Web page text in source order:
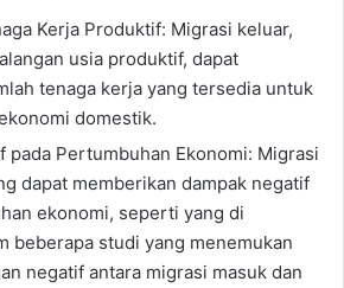
Kerja Produktif: Migrasi keluar,
usia produktif, dapat
tenaga kerja yang tersedia untuk
domestik.
pada Pertumbuhan Ekonomi: Migrasi
dapat memberikan dampak negatif
ekonomi, seperti yang di
beberapa studi yang menemukan
negatif antara migrasi masuk dan